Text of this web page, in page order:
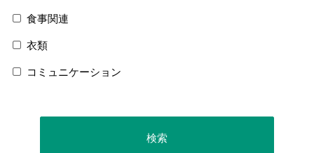
食事関連
衣類
コミュニケーション